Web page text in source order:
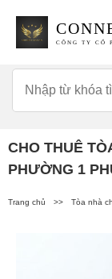
CÔNG TY CỔ
CHO THUÊ
PHƯỜNG 1
Trang chủ >> Tòa nhà